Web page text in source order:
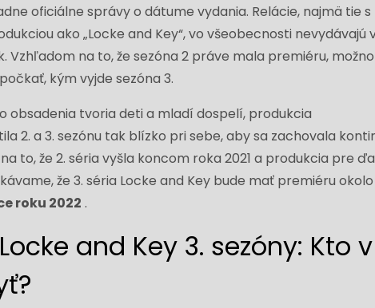
oficiálne správy o dátume vydania. Relácie, najmä tie s
ako „Locke and Key“, vo všeobecnosti nevydávajú
Vzhľadom na to, že sezóna 2 práve mala premiéru, možno
kým vyjde sezóna 3.
obsadenia tvoria deti a mladí dospelí, produkcia
2. a 3. sezónu tak blízko pri sebe, aby sa zachovala
to, že 2. séria vyšla koncom roka 2021 a produkcia pre
že 3. séria Locke and Key bude mať premiéru okolo
roku 2022 .
and Key 3. sezóny: Kto v